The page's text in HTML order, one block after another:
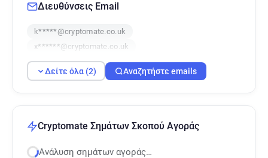
Διευθύνσεις Email
k*****@cryptomate.co.uk
x******@cryptomate.co.uk
Δείτε όλα (2) Αναζητήστε emails
Cryptomate Σημάτων Σκοπού Αγοράς
Ανάλυση σημάτων αγοράς…